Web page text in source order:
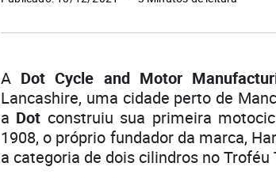
A Dot Cycle and Motor
Lancashire, uma cidade perto de
a Dot construiu sua primeira
1908, o próprio fundador da marca,
a categoria de dois cilindros no